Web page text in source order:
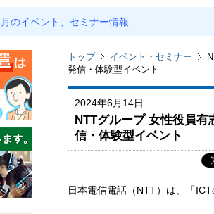
のイベント、セミナー情報
トップ イベント・セミナー
発信・体験型イベント
2024年6月14日
NTTグループ 女性役員
信・体験型イベント
日本電信電話（NTT）は、「